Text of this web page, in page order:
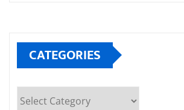
CATEGORIES
Categories